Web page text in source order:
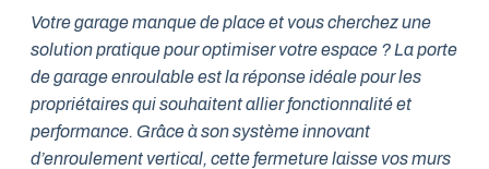
Votre garage manque de place et vous cherchez une
solution pratique pour optimiser votre espace ? La porte
de garage enroulable est la réponse idéale pour les
propriétaires qui souhaitent allier fonctionnalité et
performance. Grâce à son système innovant
d’enroulement vertical, cette fermeture laisse vos murs